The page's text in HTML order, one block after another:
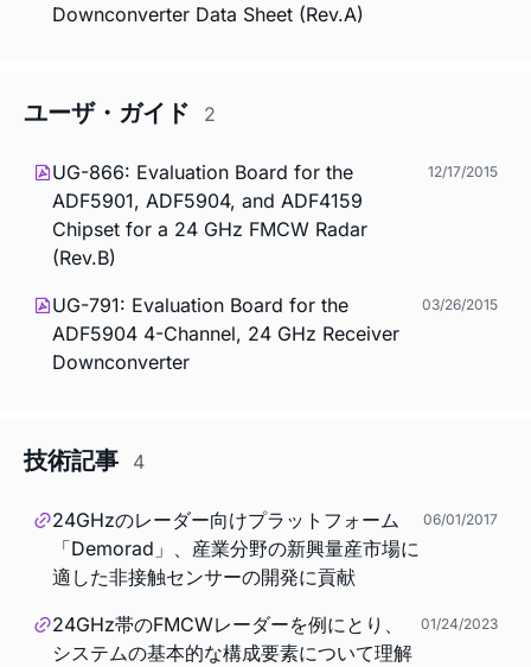
Downconverter Data Sheet (Rev.A)
ユーザ・ガイド 2
UG-866: Evaluation Board for the
ADF5901, ADF5904, and ADF4159
Chipset for a 24 GHz FMCW Radar
(Rev.B)
12/17/2015
UG-791: Evaluation Board for the
ADF5904 4-Channel, 24 GHz Receiver
Downconverter
03/26/2015
技術記事 4
24GHzのレーダー向けプラットフォーム
「Demorad」、産業分野の新興量産市場に
適した非接触センサーの開発に貢献
06/01/2017
24GHz帯のFMCWレーダーを例にとり、
システムの基本的な構成要素について理解
01/24/2023